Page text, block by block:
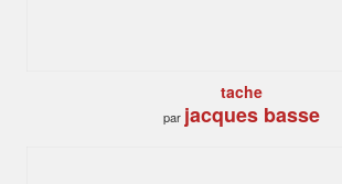
tache
par jacques basse